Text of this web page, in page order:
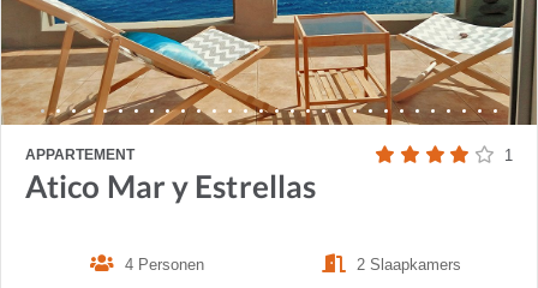
APPARTEMENT 1
Atico Mar y Estrellas
4 Personen 2 Slaapkamers